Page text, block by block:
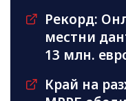
Рекорд:
местни
13 млн.
Край на